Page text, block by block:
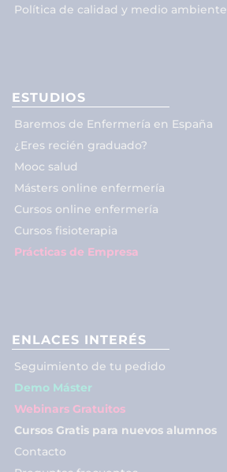
Política de calidad y medio ambiente
ESTUDIOS
Baremos de Enfermería en España
¿Eres recién graduado?
Mooc salud
Másters online enfermería
Cursos online enfermería
Cursos fisioterapia
Prácticas de Empresa
ENLACES INTERÉS
Seguimiento de tu pedido
Demo Máster
Webinars Gratuitos
Cursos Gratis para nuevos alumnos
Contacto